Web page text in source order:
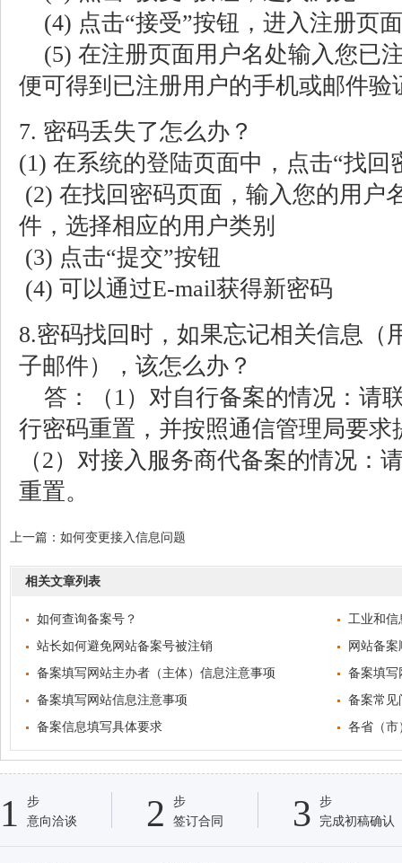
(4) 点击“接受”按钮，进入注册页
(5) 在注册页面用户名处输入您已
便可得到已注册用户的手机或邮件验
7. 密码丢失了怎么办？
(1) 在系统的登陆页面中，点击“找回
(2) 在找回密码页面，输入您的用户
件，选择相应的用户类别
(3) 点击“提交”按钮
(4) 可以通过E-mail获得新密码
8.密码找回时，如果忘记相关信息（
子邮件），该怎么办？
答：（1）对自行备案的情况：请
行密码重置，并按照通信管理局要求
（2）对接入服务商代备案的情况：
重置。
上一篇： 如何变更接入信息问题
相关文章列表
如何查询备案号？
工业和信
站开通上线
站长如何避免网站备案号被注销
网站备
备案填写网站主办者（主体）信息注意事项
备案填写
备案填写网站信息注意事项
备案常见
备案信息填写具体要求
各省（市
1
步
意向洽谈
2
步
签订合同
3
步
完成初稿确认